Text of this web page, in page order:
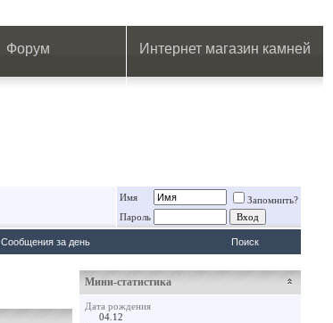
Форум Интернет магазин камней
Имя
Запомнить?
Пароль
Сообщения за день Поиск
Мини-статистика
Дата рождения
04.12